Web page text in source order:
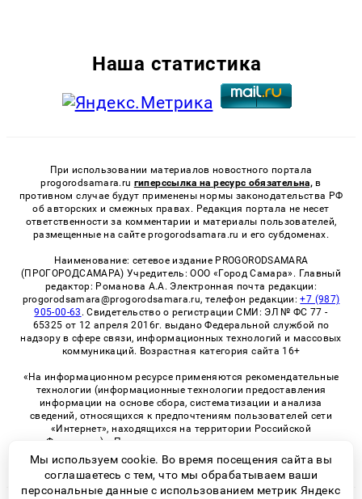
Наша статистика
При использовании материалов новостного портала
progorodsamara.ru гиперссылка на ресурс обязательна, в
противном случае будут применены нормы законодательства РФ
об авторских и смежных правах. Редакция портала не несет
ответственности за комментарии и материалы пользователей,
размещенные на сайте progorodsamara.ru и его субдоменах.
Наименование: сетевое издание PROGORODSAMARA
(ПРОГОРОДСАМАРА) Учредитель: ООО «Город Самара». Главный
редактор: Романова А.А. Электронная почта редакции:
progorodsamara@progorodsamara.ru, телефон редакции:+7 (987)
905-00-63 . Свидетельство о регистрации СМИ: ЭЛ № ФС 77 -
65325 от 12 апреля 2016г. выдано Федеральной службой по
надзору в сфере связи, информационных технологий и массовых
коммуникаций. Возрастная категория сайта 16+
«На информационном ресурсе применяются рекомендательные
технологии (информационные технологии предоставления
информации на основе сбора, систематизации и анализа
сведений, относящихся к предпочтениям пользователей сети
«Интернет», находящихся на территории Российской
Федерации)». Правила применения рекомендательных
технологий в виджетах рекламно-обменной сети
«СМИ2» (PDF)
Мы используем cookie. Во время посещения сайта вы
соглашаетесь с тем, что мы обрабатываем ваши
персональные данные с использованием метрик Яндекс